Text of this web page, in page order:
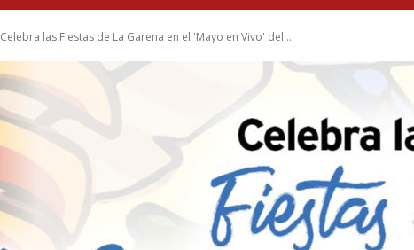
Celebra las Fiestas de La Garena en el 'Mayo en Vivo' del...